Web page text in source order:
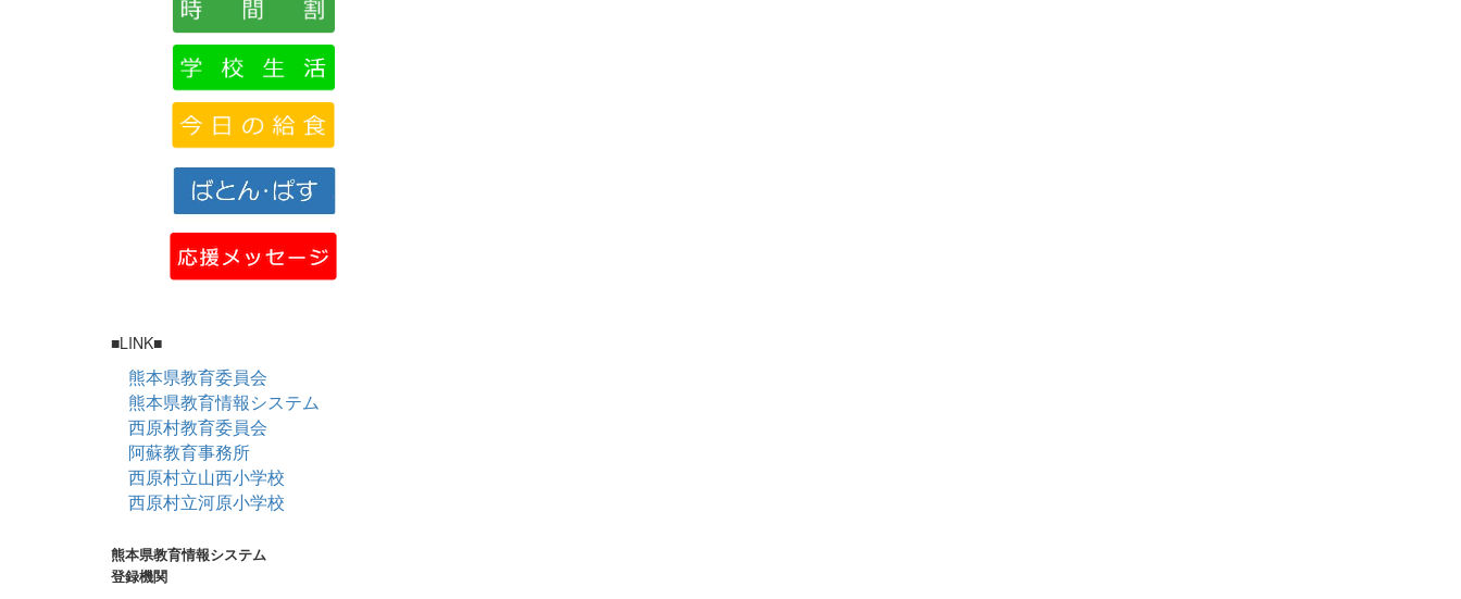
■LINK■
熊本県教育委員会
熊本県教育情報システム
西原村教育委員会
阿蘇教育事務所
西原村立山西小学校
西原村立河原小学校
熊本県教育情報システム
登録機関